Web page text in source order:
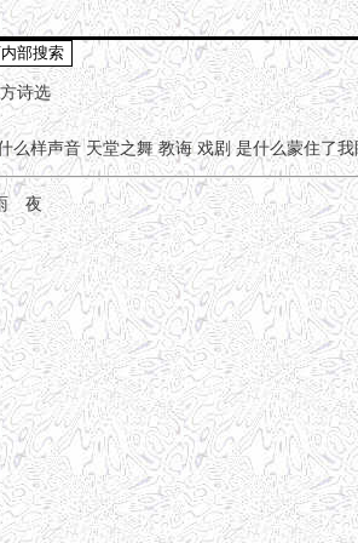
诗选
么样声音 天堂之舞 教诲 戏剧 是什么蒙住了我
夜